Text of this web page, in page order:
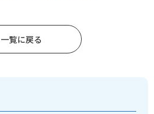
一覧に戻る